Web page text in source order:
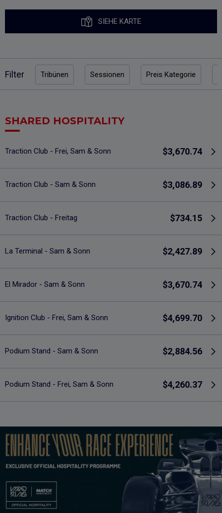
SIEHE KARTE
Filter Tribünen Sessionen Preis Kategorie
SHARED HOSPITALITY
Traction Club - Frei, Sam & Sonn $3,670.74
Traction Club - Sam & Sonn $3,086.89
Traction Club - Freitag $734.15
La Terminal - Sam & Sonn $2,427.89
El Mirador - Sam & Sonn $3,670.74
Ignition Club - Frei, Sam & Sonn $4,699.70
Podium Stand - Sam & Sonn $2,884.56
Podium Stand - Frei, Sam & Sonn $4,260.37